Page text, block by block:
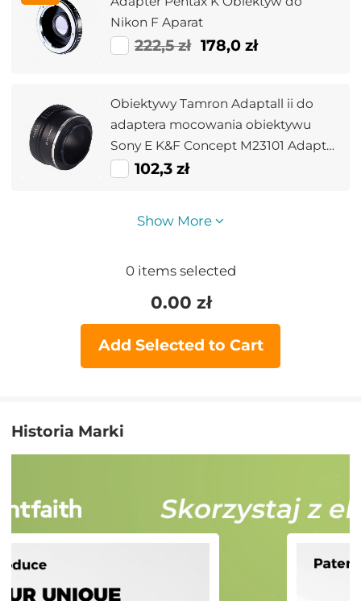
Nikon F Aparat
222,5 zł 178,0 zł
Obiektywy Tamron Adaptall ii do
adaptera mocowania obiektywu
Sony E K&F Concept M23101 Adapter
obiektywu
102,3 zł
Show More
0items selected
0.00 zł
Add Selected to Cart
Historia Marki